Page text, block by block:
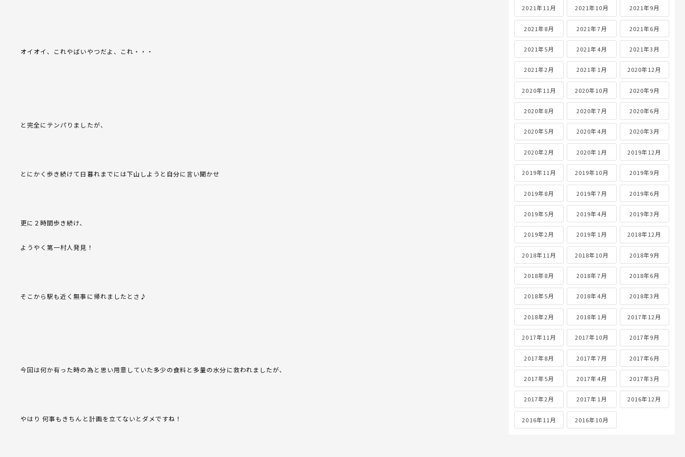
オイオイ、これやばいやつだよ、これ・・・
と完全にテンパりましたが、
とにかく歩き続けて日暮れまでには下山しようと自分に言い聞かせ
更に２時間歩き続け、
ようやく第一村人発見！
そこから駅も近く無事に帰れましたとさ♪
今回は何か有った時の為と思い用意していた多少の食料と多量の水分に救われましたが、
やはり 何事もきちんと計画を立てないとダメですね！
2021年11月 2021年10月 2021年9月
2021年8月 2021年7月 2021年6月
2021年5月 2021年4月 2021年3月
2021年2月 2021年1月 2020年12月
2020年11月 2020年10月 2020年9月
2020年8月 2020年7月 2020年6月
2020年5月 2020年4月 2020年3月
2020年2月 2020年1月 2019年12月
2019年11月 2019年10月 2019年9月
2019年8月 2019年7月 2019年6月
2019年5月 2019年4月 2019年3月
2019年2月 2019年1月 2018年12月
2018年11月 2018年10月 2018年9月
2018年8月 2018年7月 2018年6月
2018年5月 2018年4月 2018年3月
2018年2月 2018年1月 2017年12月
2017年11月 2017年10月 2017年9月
2017年8月 2017年7月 2017年6月
2017年5月 2017年4月 2017年3月
2017年2月 2017年1月 2016年12月
2016年11月 2016年10月